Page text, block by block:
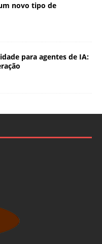
novo tipo de
para agentes de IA: